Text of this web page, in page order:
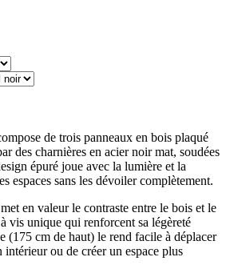
de trois panneaux en bois plaqué
des charnières en acier noir mat, soudées
épuré joue avec la lumière et la
espaces sans les dévoiler complètement.
en valeur le contraste entre le bois et le
vis unique qui renforcent sa légèreté
(175 cm de haut) le rend facile à déplacer
intérieur ou de créer un espace plus